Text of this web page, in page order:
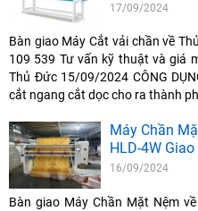
17/09/2024
Bàn giao Máy Cắt vải chần về
109 539 Tư vấn kỹ thuật và giá
Thủ Đức 15/09/2024 CÔNG
cắt ngang cắt dọc cho ra thành
Máy Chần
HLD-4W
16/09/2024
Bàn giao Máy Chần Mặt Nệm